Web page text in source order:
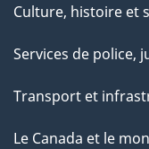
Culture, histoire et
Services de police,
Transport et
Le Canada et le